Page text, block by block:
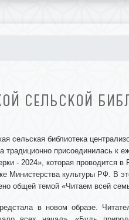
СЕЛЬСКОЙ
сельская библиотека
традиционно присоединилась к
- 2024», которая проводится
Министерства культуры РФ. В
общей темой «Читаем всей
в новом образе.